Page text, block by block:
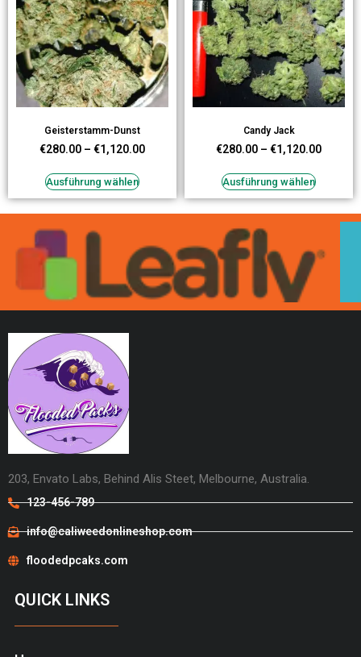
Geisterstamm-Dunst
€280.00 – €1,120.00
Ausführung wählen
Candy Jack
€280.00 – €1,120.00
Ausführung wählen
203, Envato Labs, Behind Alis Steet, Melbourne, Australia.
123-456-789
info@caliweedonlineshop.com
floodedpcaks.com
QUICK LINKS